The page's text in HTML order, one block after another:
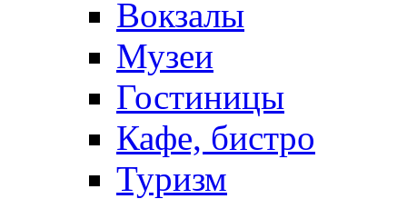
Вокзалы
Музеи
Гостиницы
Кафе, бистро
Туризм